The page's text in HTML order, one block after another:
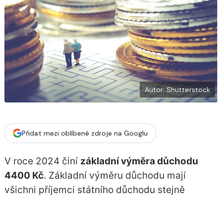
Autor: Shutterstock
Přidat mezi oblíbené zdroje na Googlu
V roce 2024 činí základní výměra důchodu
4400 Kč. Základní výměru důchodu mají
všichni příjemci státního důchodu stejně